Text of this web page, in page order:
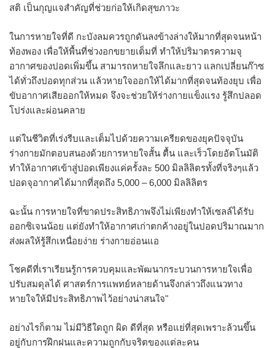
สติ เป็นกุญแจสำคัญที่ช่วยก่อให้เกิดสุขภาวะ
ในการหายใจที่ดี กะบังลมควรถูกดันลงข้างล่างให้มากที่สุดจนหน้า
ท้องพอง เพื่อให้พื้นที่ช่วงอกขยายเต็มที่ ทำให้ปริมาตรความจุ
อากาศของปอดเพิ่มขึ้น สามารถหายใจลึกและยาว แลกเปลี่ยนก๊าซ
ได้ทั่วถึงปอดทุกส่วน แล้วหายใจออกให้ได้มากที่สุดจนท้องยุบ เพื่อ
ขับอากาศเสียออกให้หมด จึงจะช่วยให้ร่างกายแข็งแรง รู้สึกปลอด
โปร่งและผ่อนคลาย
แต่ในชีวิตที่เร่งรีบและเต็มไปด้วยความเครียดของยุคปัจจุบัน
ร่างกายมักตอบสนองด้วยการหายใจสั้น ตื้น และเร็วโดยอัตโนมัติ
ทำให้อากาศเข้าสู่ปอดเพียงแค่ครั้งละ 500 มิลลิลิตรทั้งที่จริงๆแล้ว
ปอดจุอากาศได้มากที่สุดถึง 5,000 – 6,000 มิลลิลิตร
ฉะนั้น การหายใจที่ขาดประสิทธิภาพจึงไม่เพียงทำให้เซลล์ได้รับ
ออกซิเจนน้อย แต่ยังทำให้อากาศเก่าตกค้างอยู่ในปอดปริมาณมาก
ส่งผลให้รู้สึกเหนื่อยง่าย ร่างกายอ่อนแอ
โชคดีที่เราเรียนรู้การควบคุมและพัฒนากระบวนการหายใจเพื่อ
ปรับสมดุลได้ ศาสตร์การแพทย์หลายด้านจึงกล่าวถึงแนวทาง
หายใจให้มีประสิทธิภาพไว้อย่างน่าสนใจ"
อย่างไรก็ตาม ไม่มีวิธีใดถูก ผิด ดีที่สุด หรือแย่ที่สุดเพราะล้วนขึ้น
อยู่กับการฝึกฝนและความถูกกับจริตของแต่ละคน